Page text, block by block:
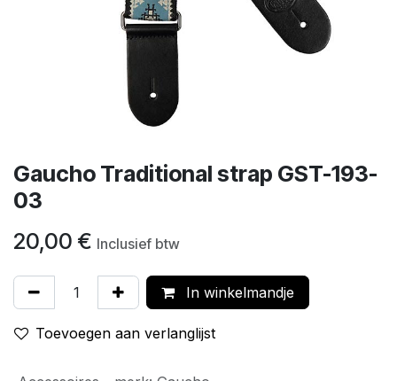
Gaucho Traditional strap GST-193-
03
20,00 € Inclusief btw
In winkelmandje
Toevoegen aan verlanglijst